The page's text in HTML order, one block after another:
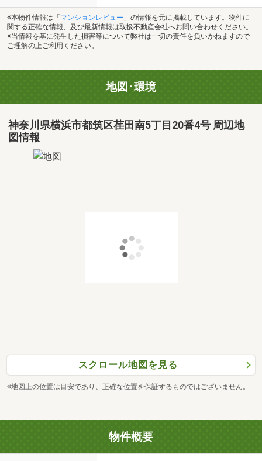
※本物件情報は「 マンションレビュー 」の情報を元に掲載しています。物件に
関する正確な情報、及び最新情報は取扱不動産会社へお問い合わせください。
※当情報を基に発生した損害等について弊社は一切の責任を負いかねますので
ご理解の上ご利用ください。
地図･環境
神奈川県横浜市都筑区荏田南5丁目20番4号 周辺地
図情報
スクロール地図を見る
※地図上の位置は目安であり、正確な位置を保証するものではございません。
物件概要